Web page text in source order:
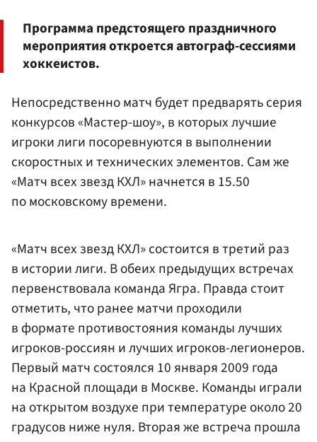
Программа предстоящего праздничного
мероприятия откроется автограф-сессиями
хоккеистов.
Непосредственно матч будет предварять серия
конкурсов «Мастер-шоу», в которых лучшие
игроки лиги посоревнуются в выполнении
скоростных и технических элементов. Сам же
«Матч всех звезд КХЛ» начнется в 15.50
по московскому времени.
«Матч всех звезд КХЛ» состоится в третий раз
в истории лиги. В обеих предыдущих встречах
первенствовала команда Ягра. Правда стоит
отметить, что ранее матчи проходили
в формате противостояния команды лучших
игроков-россиян и лучших игроков-легионеров.
Первый матч состоялся 10 января 2009 года
на Красной площади в Москве. Команды играли
на открытом воздухе при температуре около 20
градусов ниже нуля. Вторая же встреча прошла